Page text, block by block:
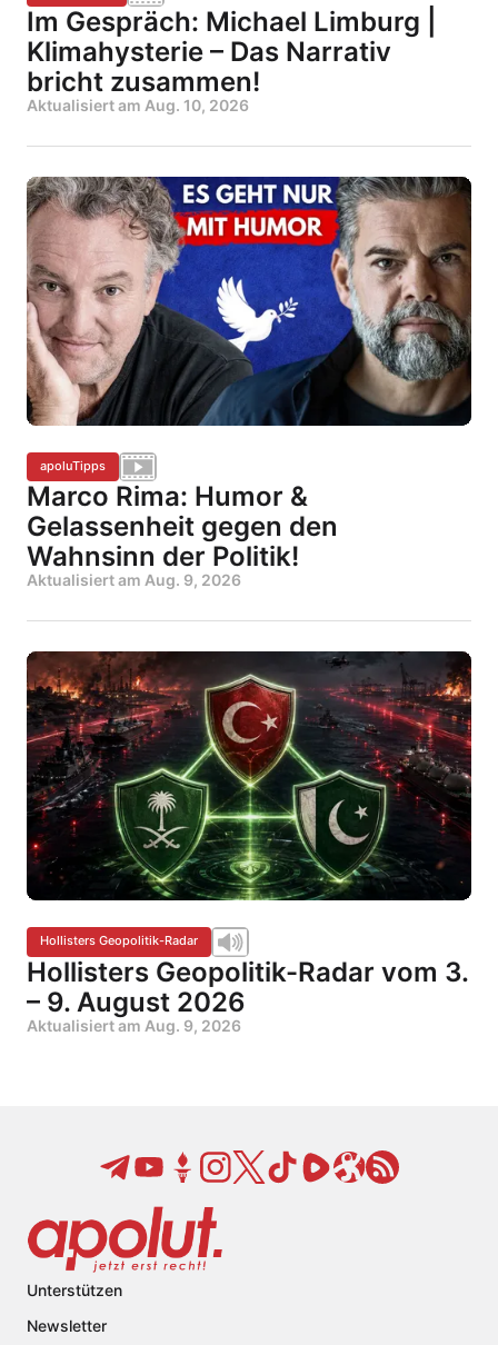
Im Gespräch: Michael Limburg |
Klimahysterie – Das Narrativ
bricht zusammen!
Aktualisiert am Aug. 10, 2026
apoluTipps
Marco Rima: Humor &
Gelassenheit gegen den
Wahnsinn der Politik!
Aktualisiert am Aug. 9, 2026
Hollisters Geopolitik-Radar
Hollisters Geopolitik-Radar vom 3.
– 9. August 2026
Aktualisiert am Aug. 9, 2026
Unterstützen
Newsletter